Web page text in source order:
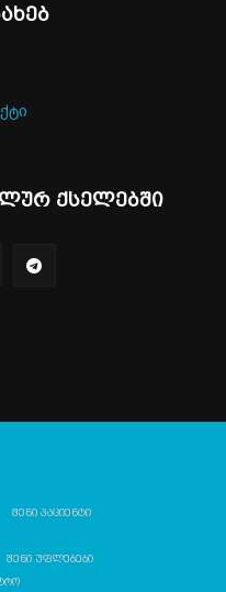
ქსელებში
შენი პაციენტი
შენი უფლებები